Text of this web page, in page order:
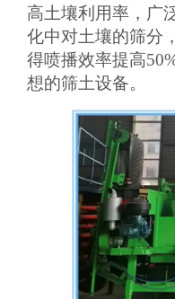
高土壤利用率，广
化中对土壤的筛分
得喷播效率提高
想的筛土设备。